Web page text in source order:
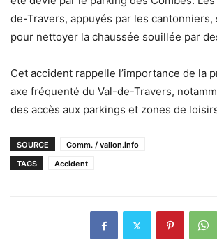
de-Travers, appuyés par les
pour nettoyer la chaussée souillée par
Cet accident rappelle l’importance de la
axe fréquenté du Val-de-Travers,
des accès aux parkings et zones de
SOURCE
Comm. / vallon.info
TAGS
Accident